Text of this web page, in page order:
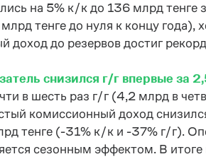
на 5% к/к до 136 млрд тенге
тенге до нуля к концу
доход до резервов достиг
снизился г/г впервые за
в шесть раз г/г (4,2 млрд в
комиссионный доход
тенге (-31% к/к и -37% г/г).
сезонным эффектом. В